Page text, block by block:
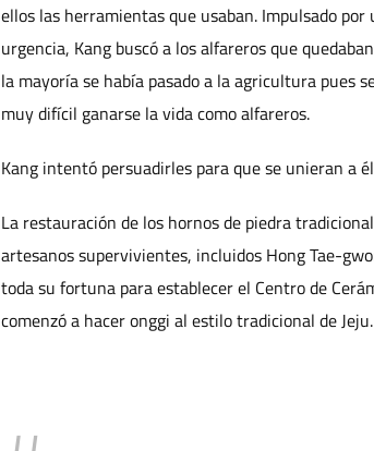
ellos las herramientas que usaban. Impulsado por
urgencia, Kang buscó a los alfareros que
la mayoría se había pasado a la agricultura pues
muy difícil ganarse la vida como alfareros.
Kang intentó persuadirles para que se unieran a
La restauración de los hornos de piedra
artesanos supervivientes, incluidos Hong Tae-
toda su fortuna para establecer el Centro de
comenzó a hacer onggi al estilo tradicional de Jeju.